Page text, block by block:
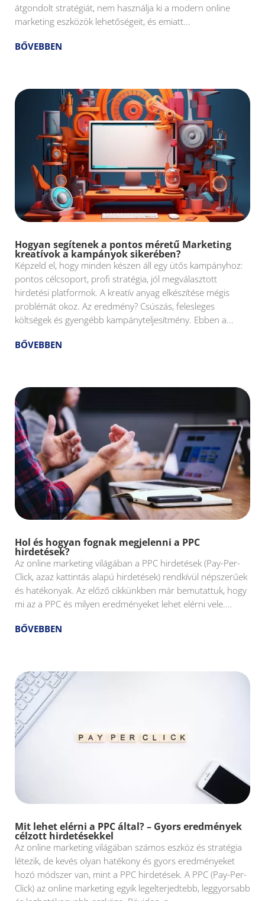
átgondolt stratégiát, nem használja ki a modern online
marketing eszközök lehetőségeit, és emiatt...
BŐVEBBEN
Hogyan segítenek a pontos méretű Marketing
kreatívok a kampányok sikerében?
Képzeld el, hogy minden készen áll egy ütős kampányhoz:
pontos célcsoport, profi stratégia, jól megválasztott
hirdetési platformok. A kreatív anyag elkészítése mégis
problémát okoz. Az eredmény? Csúszás, felesleges
költségek és gyengébb kampányteljesítmény. Ebben a...
BŐVEBBEN
Hol és hogyan fognak megjelenni a PPC
hirdetések?
Az online marketing világában a PPC hirdetések (Pay-Per-
Click, azaz kattintás alapú hirdetések) rendkívül népszerűek
és hatékonyak. Az előző cikkünkben már bemutattuk, hogy
mi az a PPC és milyen eredményeket lehet elérni vele....
BŐVEBBEN
Mit lehet elérni a PPC által? – Gyors eredmények
célzott hirdetésekkel
Az online marketing világában számos eszköz és stratégia
létezik, de kevés olyan hatékony és gyors eredményeket
hozó módszer van, mint a PPC hirdetések. A PPC (Pay-Per-
Click) az online marketing egyik legelterjedtebb, leggyorsabb